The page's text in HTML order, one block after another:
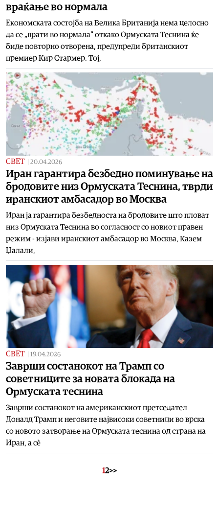
враќање во нормала
Економската состојба на Велика Британија нема целосно
да се „врати во нормала“ откако Ормуската Теснина ќе
биде повторно отворена, предупреди британскиот
премиер Кир Стармер. Тој,
СВЕТ 20.04.2026
Иран гарантира безбедно поминување на
бродовите низ Ормуската Теснина, тврди
иранскиот амбасадор во Москва
Иран ја гарантира безбедноста на бродовите што пловат
низ Ормуската Теснина во согласност со новиот правен
режим - изјави иранскиот амбасадор во Москва, Казем
Џалали,
СВЕТ 19.04.2026
Заврши состанокот на Трамп со
советниците за новата блокада на
Ормуската теснина
Заврши состанокот на американскиот претседател
Доналд Трамп и неговите највисоки советници во врска
со новото затворање на Ормуската теснина од страна на
Иран, а сè
12>>